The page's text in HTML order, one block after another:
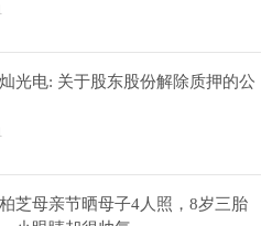
光电: 关于股东股份解除质押的公
芝母亲节晒母子4人照，8岁三胎